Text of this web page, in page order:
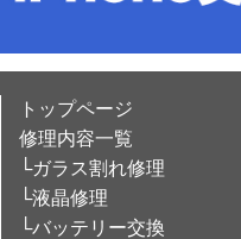
トップページ
修理内容一覧
└ガラス割れ修理
└液晶修理
└バッテリー交換